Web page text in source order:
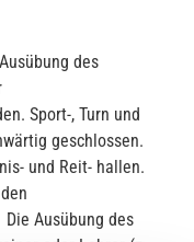
des
Sport-, Turn und
geschlossen.
und Reit- hallen.
Ausübung des